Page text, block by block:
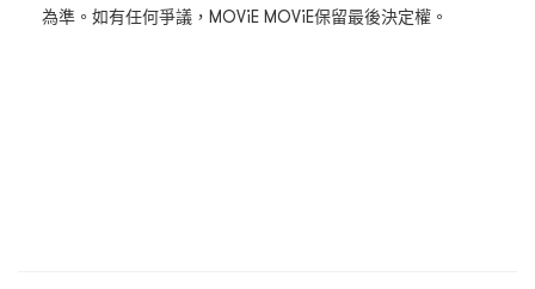
為準。如有任何爭議，MOViE MOViE保留最後決定權。